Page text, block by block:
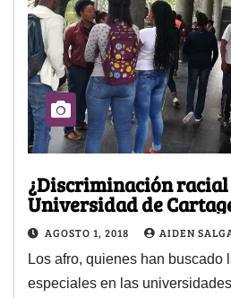
¿Discriminación racial
Universidad de
AGOSTO 1, 2018 AIDEN
Los afro, quienes han buscado
especiales en las